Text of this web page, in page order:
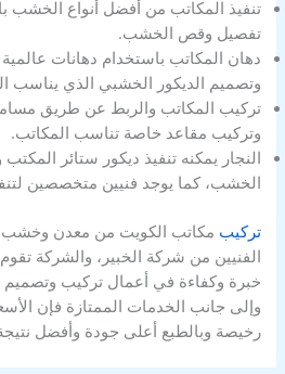
تنفيذ المكاتب من أفضل أنواع الخشب
تفصيل وقص الخشب.
دهان المكاتب باستخدام دهانات عالمية
وتصميم الديكور الخشبي الذي يناسب
تركيب المكاتب والربط عن طريق
وتركيب مقاعد خاصة تناسب المكاتب.
النجار يمكنه تنفيذ ديكور ستائر
الخشب، كما يوجد فنيين متخصصين
تركيب مكاتب الكويت من معدن
الفنيين من شركة الخبير، والشركة
خبرة وكفاءة في أعمال تركيب وتصميم
وإلى جانب الخدمات الممتازة فإن
رخيصة وبالطبع أعلى جودة وأفضل